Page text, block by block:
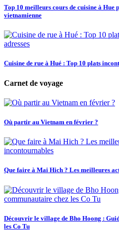
Top 10 meilleurs cours de cuisine à
vietnamienne
Cuisine de rue à Hué : Top 10 plats
Carnet de voyage
Où partir au Vietnam en février ?
Que faire à Mai Hich ? Les meilleures
Découvrir le village de Bho Hoong :
les Co Tu